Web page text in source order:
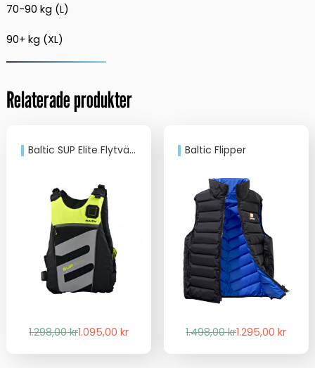
70-90 kg (L)
90+ kg (XL)
Relaterade produkter
Baltic SUP Elite Flytväst
1.298,00krDet
1.095,00kr
Det
Baltic Flipper
1.498,00krDet
1.295,00kr
Det